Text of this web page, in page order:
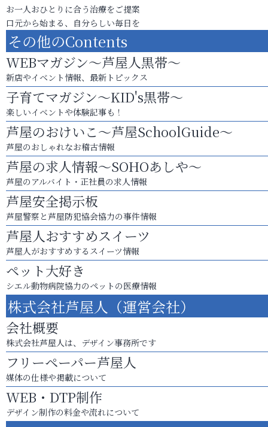
お一人おひとりに合う治療をご提案
口元から始まる、自分らしい毎日を
その他のContents
WEBマガジン～芦屋人黒帯～
新店やイベント情報、最新トピックス
子育てマガジン～KID's黒帯～
楽しいイベントや体験記事も！
芦屋のおけいこ～芦屋SchoolGuide～
芦屋のおしゃれなお稽古情報
芦屋の求人情報～SOHOあしや～
芦屋のアルバイト・正社員の求人情報
芦屋安全掲示板
芦屋警察と芦屋防犯協会協力の事件情報
芦屋人おすすめスイーツ
芦屋人がおすすめするスイーツ情報
ペット大好き
シエル動物病院協力のペットの医療情報
株式会社芦屋人（運営会社）
会社概要
株式会社芦屋人は、デザイン事務所です
フリーペーパー芦屋人
媒体の仕様や掲載について
WEB・DTP制作
デザイン制作の料金や流れについて